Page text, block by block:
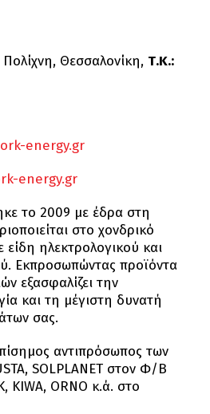
Θεσσαλονίκη, Τ.Κ.:
energy.gr
energy.gr
το 2009 με έδρα στη
στο χονδρικό
ηλεκτρολογικού και
Εκπροσωπώντας προϊόντα
εξασφαλίζει την
και τη μέγιστη δυνατή
σας.
αντιπρόσωπος των
SOLPLANET στον Φ/Β
KIWA, ORNO κ.ά. στο